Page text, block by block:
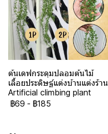
ต้นเดฟกระดุมปลอมต้นไม้
เลื้อยประดิษฐ์แต่งบ้านแต่งร้าน
Artificial climbing plant
฿69 - ฿185